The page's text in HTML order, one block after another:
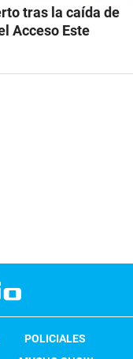
tras la caída de
Acceso Este
POLICIALES